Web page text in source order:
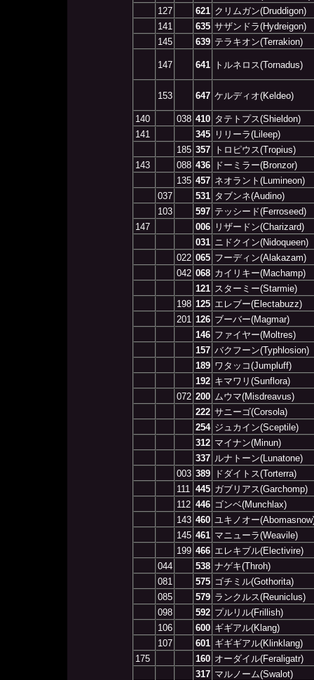
127
621 クリムガン(Druddigon)
141
635 サザンドラ(Hydreigon)
145
639 テラキオン(Terrakion)
147 641 トルネロス(Tornadus)
153 647 ケルディオ(Keldeo)
140 038 410 タテトプス(Shieldon)
141
345
リリーラ(Lileep)
185 357
トロピウス(Tropius)
143
088 436
ドーミラー(Bronzor)
135 457 ネオラント(Lumineon)
037
531 タブンネ(Audino)
103
597 テッシード(Ferroseed)
147
006
リザードン(Charizard)
031 ニドクイン(Nidoqueen)
022 065 フーディン(Alakazam)
042 068 カイリキー(Machamp)
121 スターミー(Starmie)
198 125 エレブー(Electabuzz)
201 126 ブーバー(Magmar)
146 ファイヤー(Moltres)
157 バクフーン(Typhlosion)
189 ワタッコ(Jumpluff)
192 キマワリ(Sunflora)
072 200 ムウマ(Misdreavus)
222 サニーゴ(Corsola)
254 ジュカイン(Sceptile)
312 マイナン(Minun)
337 ルナトーン(Lunatone)
003 389
ドダイトス(Torterra)
111
445 ガブリアス(Garchomp)
112 446 ゴンベ(Munchlax)
143 460 ユキノオー
145 461 マニューラ(Weavile)
199 466 エレキブル(Electivire)
044
538 ナゲキ(Throh)
081
575 ゴチミル(Gothorita)
085
579 ランクルス(Reuniclus)
098
592 プルリル(Frillish)
106
600 ギギアル(Klang)
107
601 ギギギアル(Klinklang)
175
160 オーダイル(Feraligatr)
317 マルノーム(Swalot)